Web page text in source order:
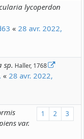
lycoperdon
« 28 avr. 2022,
sp. Haller, 1768
« 28 avr. 2022,
1 2 3
var.